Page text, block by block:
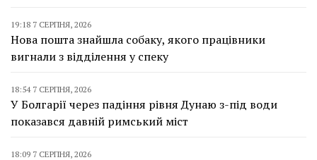
19:18 7 СЕРПНЯ, 2026
Нова пошта знайшла собаку, якого працівники
вигнали з відділення у спеку
18:54 7 СЕРПНЯ, 2026
У Болгарії через падіння рівня Дунаю з-під води
показався давній римський міст
18:09 7 СЕРПНЯ, 2026